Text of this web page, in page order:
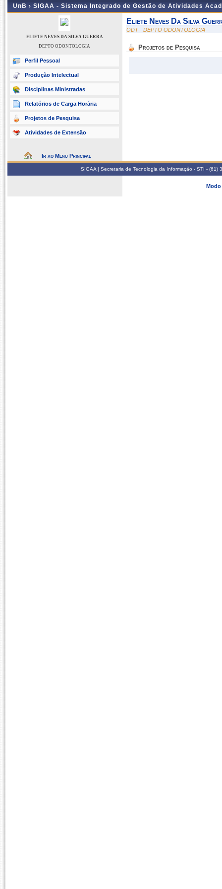
UnB › SIGAA - Sistema Integrado de Gestão de Atividades
ELIETE NEVES DA SILVA GUERRA
DEPTO ODONTOLOGIA
Perfil Pessoal
Produção Intelectual
Disciplinas Ministradas
Relatórios de Carga Horária
Projetos de Pesquisa
Atividades de Extensão
Ir ao Menu Principal
Eliete Neves Da Silva
ODT - DEPTO ODONTOLOGIA
Projetos de Pesquisa
SIGAA | Secretaria de Tecnologia da Informação - STI -
Modo